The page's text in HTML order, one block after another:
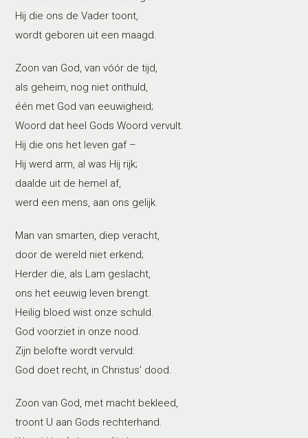
Hij die ons de Vader toont,
wordt geboren uit een maagd.
Zoon van God, van vóór de tijd,
als geheim, nog niet onthuld,
één met God van eeuwigheid;
Woord dat heel Gods Woord vervult.
Hij die ons het leven gaf –
Hij werd arm, al was Hij rijk;
daalde uit de hemel af,
werd een mens, aan ons gelijk.
Man van smarten, diep veracht,
door de wereld niet erkend;
Herder die, als Lam geslacht,
ons het eeuwig leven brengt.
Heilig bloed wist onze schuld.
God voorziet in onze nood.
Zijn belofte wordt vervuld:
God doet recht, in Christus’ dood.
Zoon van God, met macht bekleed,
troont U aan Gods rechterhand.